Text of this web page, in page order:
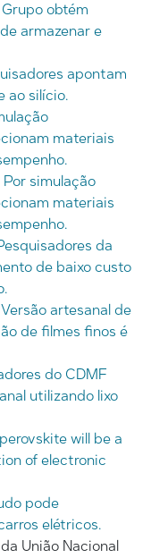
Grupo obtém
armazenar e
apontam
ao silício.
materiais
Por simulação
materiais
da
de baixo custo
Versão artesanal de
de filmes finos é
do CDMF
utilizando lixo
will be a
of electronic
pode
elétricos.
União Nacional